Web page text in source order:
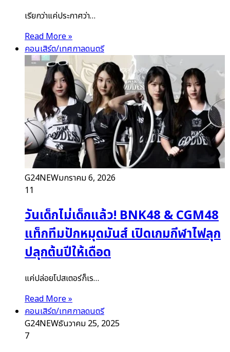
เรียกว่าแค่ประกาศว่า…
Read More »
คอนเสิร์ต/เทศกาลดนตรี
G24NEWมกราคม 6, 2026
11
วันเด็กไม่เด็กแล้ว! BNK48 & CGM48
แท็กทีมปักหมุดมันส์ เปิดเกมกีฬาไฟลุก
ปลุกต้นปีให้เดือด
แค่ปล่อยโปสเตอร์ก็เร…
Read More »
คอนเสิร์ต/เทศกาลดนตรี
G24NEWธันวาคม 25, 2025
7